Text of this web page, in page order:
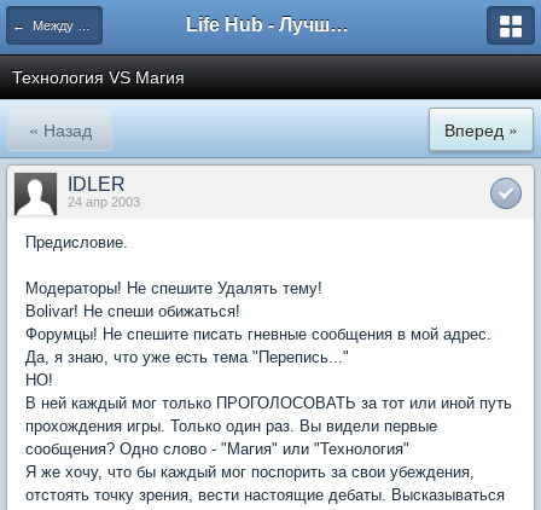
← Между Магией и Техникой Life Hub - Лучшие компьютерные игры мира
Технология VS Магия
« Назад Вперед »
IDLER
24 апр 2003
Предисловие.
Модераторы! Не спешите Удалять тему!
Bolivar! Не спеши обижаться!
Форумцы! Не спешите писать гневные сообщения в мой адрес.
Да, я знаю, что уже есть тема "Перепись..."
НО!
В ней каждый мог только ПРОГОЛОСОВАТЬ за тот или иной путь
прохождения игры. Только один раз. Вы видели первые
сообщения? Одно слово - "Магия" или "Технология"
Я же хочу, что бы каждый мог поспорить за свои убеждения,
отстоять точку зрения, вести настоящие дебаты. Высказываться